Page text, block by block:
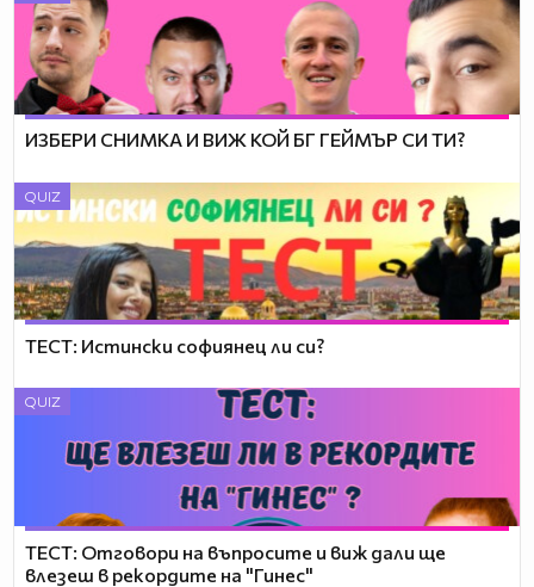
ИЗБЕРИ СНИМКА И ВИЖ КОЙ БГ ГЕЙМЪР СИ ТИ?
QUIZ
ТЕСТ: Истински софиянец ли си?
QUIZ
ТЕСТ: Отговори на въпросите и виж дали ще
влезеш в рекордите на "Гинес"